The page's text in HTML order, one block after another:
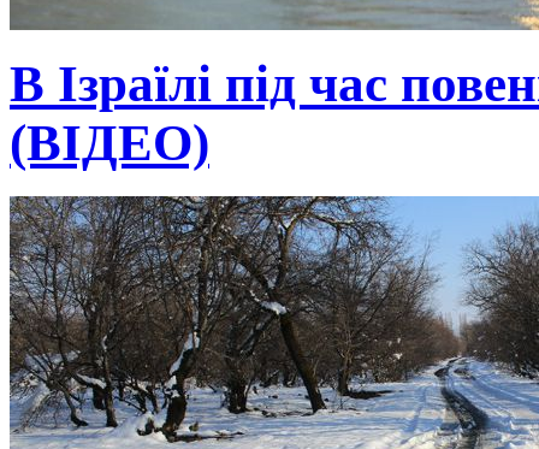
В Ізраїлі під час
(ВІДЕО)